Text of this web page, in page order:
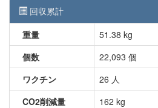
回収累計
重量
51.38 kg
個数
22,093 個
ワクチン
26 人
CO2削減量
162 kg